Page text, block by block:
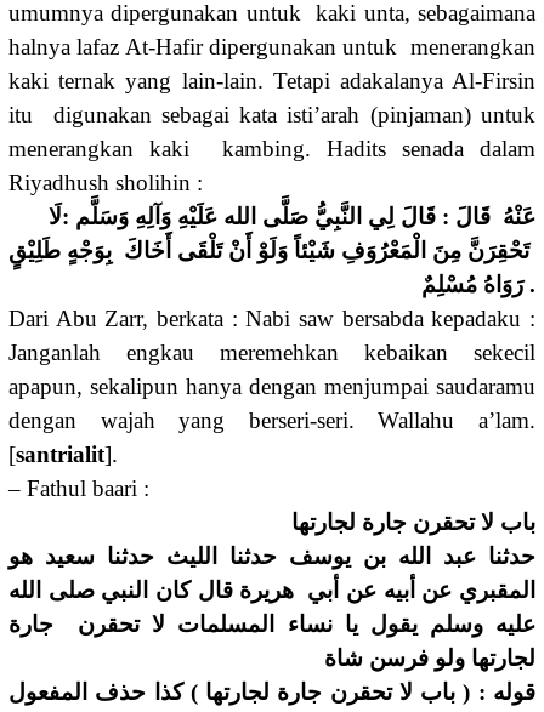
umumnya dipergunakan untuk kaki unta, sebagaimana
halnya lafaz At-Hafir dipergunakan untuk menerangkan
kaki ternak yang lain-lain. Tetapi adakalanya Al-Firsin
itu digunakan sebagai kata isti’arah (pinjaman) untuk
menerangkan kaki kambing. Hadits senada dalam
Riyadhush sholihin :
عَنْهُ قَالَ : قَالَ لِي النَّبِيُّ صَلَّى الله عَلَيْهِ وَآلِهِ وَسَلَّم :لَا
تَحْقِرَنَّ مِنَ الْمَعْرُوَفِ شَيْئاً وَلَوْ أَنْ تَلْقَى أَخَاكَ بِوَجْهٍ طَلِيْقٍ
. رَوَاهُ مُسْلِمٌ
Dari Abu Zarr, berkata : Nabi saw bersabda kepadaku :
Janganlah engkau meremehkan kebaikan sekecil
apapun, sekalipun hanya dengan menjumpai saudaramu
dengan wajah yang berseri-seri. Wallahu a’lam.
[santrialit].
– Fathul baari :
باب لا تحقرن جارة لجارتها
حدثنا عبد الله بن يوسف حدثنا الليث حدثنا سعيد هو
المقبري عن أبيه عن أبي هريرة قال كان النبي صلى الله
عليه وسلم يقول يا نساء المسلمات لا تحقرن جارة
لجارتها ولو فرسن شاة
قوله : ( باب لا تحقرن جارة لجارتها ) كذا حذف المفعول